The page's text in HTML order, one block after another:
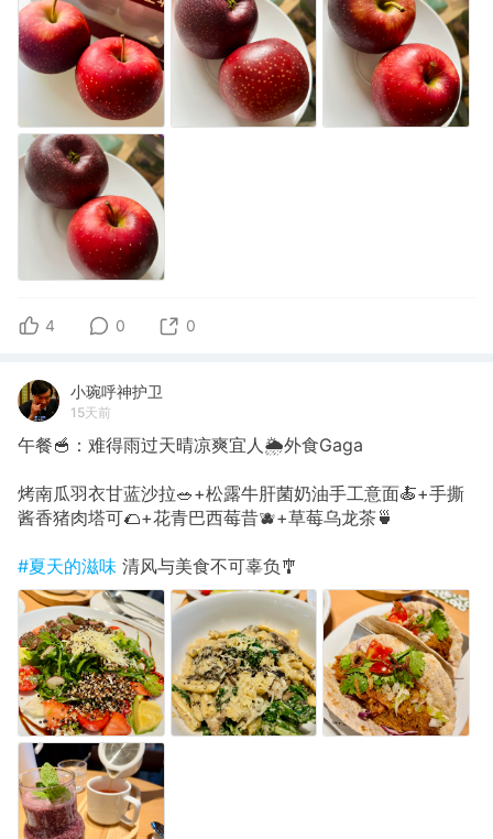
4 0 0
小琬呼神护卫
15天前
午餐🥣：难得雨过天晴凉爽宜人🌦️外食Gaga
烤南瓜羽衣甘蓝沙拉🥗+松露牛肝菌奶油手工意面🍝+手撕
酱香猪肉塔可🌮+花青巴西莓昔🫐+草莓乌龙茶🍵
#夏天的滋味 清风与美食不可辜负🎐